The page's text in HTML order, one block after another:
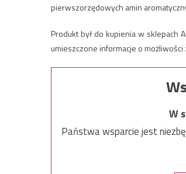
pierwszorzędowych amin
Produkt był do kupienia w sklepach
umieszczone informacje o
W
Państwa wsparcie jest